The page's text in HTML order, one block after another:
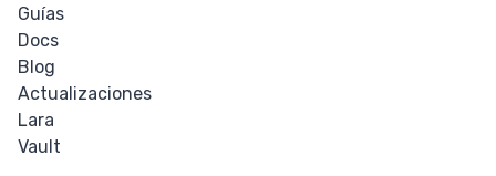
Guías
Docs
Blog
Actualizaciones
Lara
Vault